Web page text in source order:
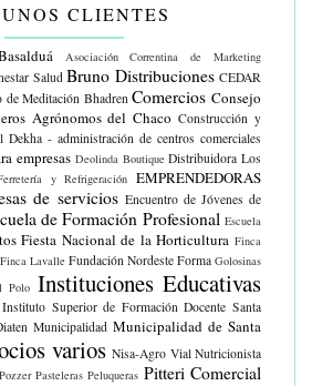
CLIENTES
Asociación Correntina de Marketing
Salud Bruno Distribuciones CEDAR
de Meditación Bhadren Comercios Consejo
Agrónomos del Chaco Construcción y
Dekha - administración de centros comerciales
empresas Deolinda Boutique Distribuidora Los
y Refrigeración EMPRENDEDORAS
de servicios Encuentro de Jóvenes de
de Formación Profesional Escuela
Fiesta Nacional de la Horticultura Finca
Finca Lavalle Fundación Nordeste Forma Golosinas
Polo Instituciones Educativas
Instituto Superior de Formación Docente Santa
Municipalidad Municipalidad de Santa
varios Nisa-Agro Vial Nutricionista
Pasteleras Peluqueras Pitteri Comercial